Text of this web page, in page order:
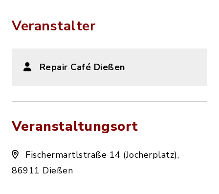
Veranstalter
Repair Café Dießen
Veranstaltungsort
Fischermartlstraße 14 (Jocherplatz),
86911 Dießen